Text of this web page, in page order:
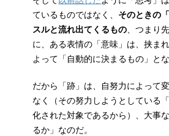
ているものではなく、 そのときの
スルと流れ出てくるもの 、つまり
に、ある表情の「意味」は、挟ま
よって「自動的に決まるもの」とな
だから「跡」は、自努力によって
なく（その努力しようとしている
化された対象であるから）、大事
るか」なのだ。